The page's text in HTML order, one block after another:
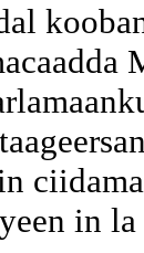
in